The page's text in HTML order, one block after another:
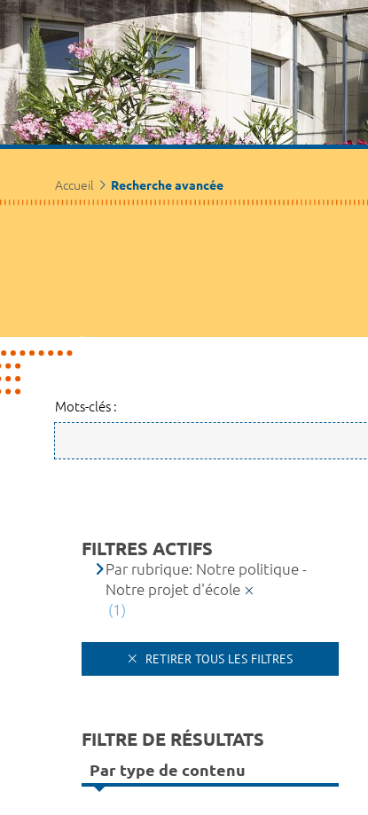
Accueil Recherche avancée
Mots-clés :
FILTRES ACTIFS
Par rubrique: Notre politique -
Notre projet d'école
(1)
RETIRER TOUS LES FILTRES
FILTRE DE RÉSULTATS
Par type de contenu